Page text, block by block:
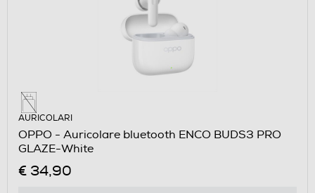
AURICOLARI
OPPO - Auricolare bluetooth ENCO BUDS3 PRO
GLAZE-White
€ 34,90